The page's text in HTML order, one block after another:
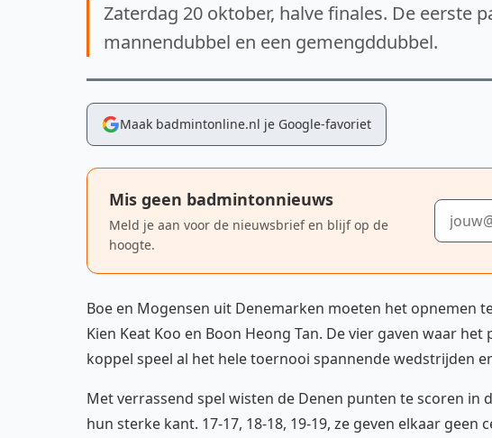
Zaterdag 20 oktober, halve finales. De eerste
mannendubbel en een gemengddubbel.
Maak badmintonline.nl je Google-favoriet
Mis geen badmintonnieuws
Meld je aan voor de nieuwsbrief en blijf op de
hoogte.
E-
Boe en Mogensen uit Denemarken moeten het opnemen
Kien Keat Koo en Boon Heong Tan. De vier gaven waar
koppel speel al het hele toernooi spannende wedstrijden
Met verrassend spel wisten de Denen punten te scoren in
hun sterke kant. 17-17, 18-18, 19-19, ze geven elkaar